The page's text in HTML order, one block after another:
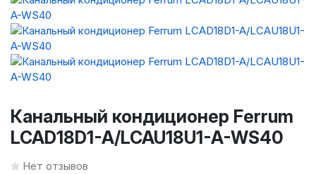
Канальный кондиционер Ferrum
LCAD18D1-A/LCAU18U1-A-WS40
Нет отзывов